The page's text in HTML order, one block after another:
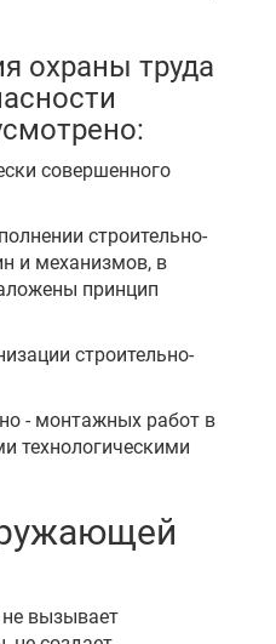
охраны труда
совершенного
строительно-
и механизмов, в
принцип
строительно-
- монтажных работ в
технологическими
вызывает